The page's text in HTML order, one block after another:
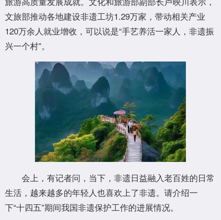
文旅部推动各地建设非遗工坊1.29万家，带动相关产业
120万余人就业增收，可以说是“手艺养活一家人，非遗振
兴一个村”。
会上，有记者问，当下，非遗日益融入老百姓的日常
生活，越来越多的年轻人也喜欢上了非遗。请介绍一
下“十四五”期间我国非遗保护工作的进展情况。